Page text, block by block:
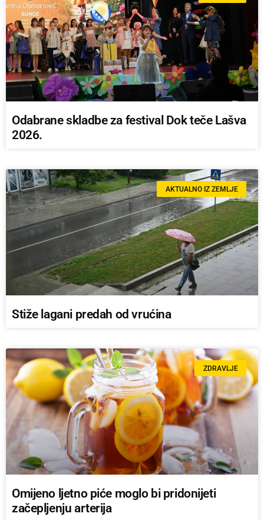
Odabrane skladbe za festival Dok teče Lašva
2026.
AKTUALNO IZ ZEMLJE
Stiže lagani predah od vrućina
ZDRAVLJE
Omijeno ljetno piće moglo bi pridonijeti
začepljenju arterija